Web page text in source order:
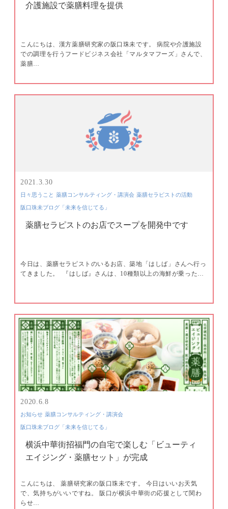
介護施設で薬膳料理を提供
こんにちは、漢方薬膳研究家の阪口珠未です。 病院や介護施設
での調理を行うフードビジネス会社「マルタマフーズ」さんで、
薬膳…
2021.3.30
日々思うこと 薬膳コンサルティング・講演会 薬膳セラピストの活動
阪口珠未ブログ「未来を信じてる」
薬膳セラピストのお店でスープを開発中です
今日は、薬膳セラピストのいるお店、築地「はしば」さんへ行っ
てきました。 ​ 『はしば』さんは、10種類以上の海鮮が乗った…
2020.6.8
お知らせ 薬膳コンサルティング・講演会
阪口珠未ブログ「未来を信じてる」
横浜中華街招福門の自宅で楽しむ「ビューティ
エイジング・薬膳セット」が完成
こんにちは、 薬膳研究家の阪口珠未です。 今日はいいお天気
で、気持ちがいいですね。 阪口が横浜中華街の応援として関わ
らせ…